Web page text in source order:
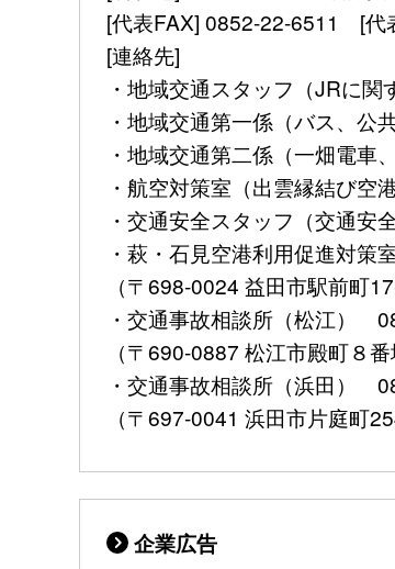
[代表FAX] 0852-22-6511 [代
[連絡先]
・地域交通スタッフ（JRに
・地域交通第一係（バス、
・地域交通第二係（一畑電
・航空対策室（出雲縁結び
・交通安全スタッフ（交通
・萩・石見空港利用促進対
（〒698-0024 益田市駅前町
・交通事故相談所（松江）
（〒690-0887 松江市殿町８
・交通事故相談所（浜田）
（〒697-0041 浜田市片庭町
企業広告